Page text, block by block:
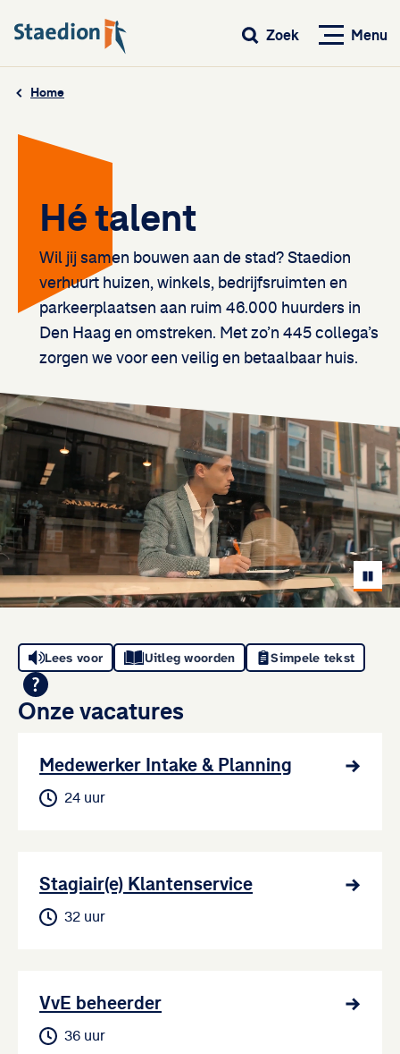
Menu
Zoek
Home
Hé talent
Wil jij samen bouwen aan de stad? Staedion
verhuurt huizen, winkels, bedrijfsruimten en
parkeerplaatsen aan ruim 46.000 huurders in
Den Haag en omstreken. Met zo’n 445 collega’s
zorgen we voor een veilig en betaalbaar huis.
Pause
Lees voor Uitleg woorden Simpele tekst
Onze vacatures
Medewerker Intake & Planning
24 uur
Stagiair(e) Klantenservice
32 uur
VvE beheerder
36 uur